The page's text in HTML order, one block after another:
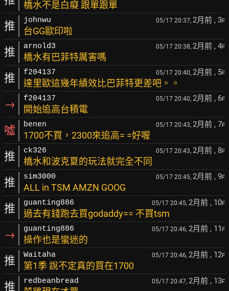
橋水不是白癡 跟單跟單
推 johnwu 05/17 20:37, 2月前 , 3F
台GG歐印啦
推 arnold3 05/17 20:38, 2月前 , 4F
橋水有巴菲特厲害嗎
推 f204137 05/17 20:40, 2月前 , 5F
達里歐這幾年績效比巴菲特更差吧。。
→ f204137 05/17 20:40, 2月前 , 6F
開始追高台積電
噓 benen 05/17 20:43, 2月前 , 7F
1700不買，2300來追高= =好喔
推 ck326 05/17 20:43, 2月前 , 8F
橋水和波克夏的玩法就完全不同
推 sim3000 05/17 20:45, 2月前 , 9F
ALL in TSM AMZN GOOG
推 guanting886 05/17 20:45, 2月前 , 10F
過去有錢跑去買godaddy== 不買tsm
→ guanting886 05/17 20:46, 2月前 , 11 F
操作也是蠻迷的
推 Waitaha 05/17 20:46, 2月前 , 12F
第1季 說不定真的買在1700
推 redbeanbread 05/17 20:47, 2月前 , 13F